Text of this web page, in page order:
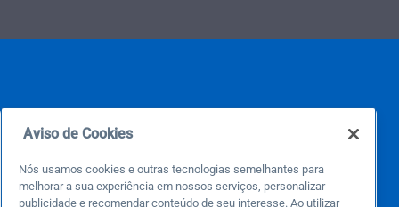
Este é um blog colaborativo.
O Sebrae não se responsabiliza pelo conteúdo publicado por terceiros.
Aviso de Cookies
Nós usamos cookies e outras tecnologias semelhantes para
melhorar a sua experiência em nossos serviços, personalizar
publicidade e recomendar conteúdo de seu interesse. Ao utilizar